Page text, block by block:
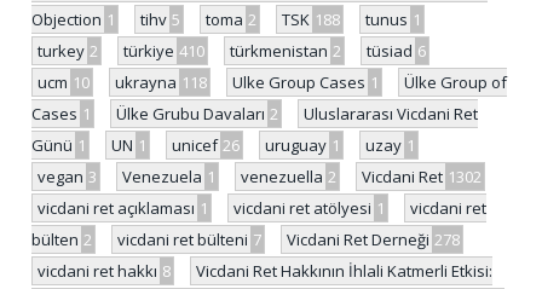
Objection 1 tihv 5 toma 2 TSK 188 tunus 1
turkey 2 türkiye 410 türkmenistan 2 tüsiad 6
ucm 10 ukrayna 118 Ulke Group Cases 1
Ülke Group of
Cases 1 Ülke Grubu Davaları 2
Uluslararası Vicdani Ret
Günü 1 UN 1 unicef 26 uruguay 1 uzay 1
vegan 3 Venezuela 1 venezuella 2 Vicdani Ret 1302
vicdani ret açıklaması 1 vicdani ret atölyesi 1
vicdani ret
bülten 2 vicdani ret bülteni 7 Vicdani Ret Derneği 278
vicdani ret hakkı 8
Vicdani Ret Hakkının İhlali Katmerli Etkisi: